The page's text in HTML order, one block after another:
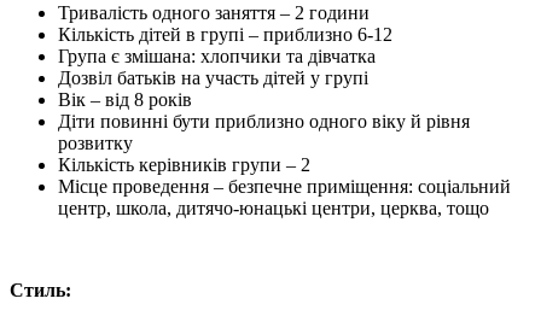
Тривалість одного заняття – 2 години
Кількість дітей в групі – приблизно 6-12
Група є змішана: хлопчики та дівчатка
Дозвіл батьків на участь дітей у групі
Вік – від 8 років
Діти повинні бути приблизно одного віку й рівня
розвитку
Кількість керівників групи – 2
Місце проведення – безпечне приміщення: соціальний
центр, школа, дитячо-юнацькі центри, церква, тощо
Стиль: